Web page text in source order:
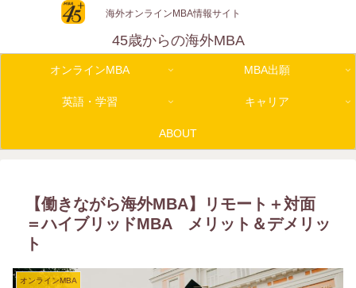
海外オンラインMBA情報サイト
45歳からの海外MBA
オンラインMBA MBA出願
英語・学習 キャリア
ABOUT
【働きながら海外MBA】リモート＋対面
＝ハイブリッドMBA メリット＆デメリッ
ト
オンラインMBA